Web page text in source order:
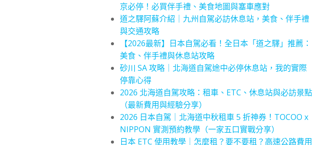
京必停！必買伴手禮、美食地圖與塞車應對
道之驛阿蘇介紹｜九州自駕必訪休息站，美食、伴手禮
與交通攻略
【2026最新】日本自駕必看！全日本「道之驛」推薦：
美食、伴手禮與休息站攻略
砂川 SA 攻略｜北海道自駕途中必停休息站，我的實際
停靠心得
2026 北海道自駕攻略：租車、ETC、休息站與必訪景點
（最新費用與經驗分享）
2026 日本自駕｜北海道中秋租車 5 折神券！TOCOO x
NIPPON 實測預約教學（一家五口實戰分享）
日本 ETC 使用教學｜怎麼租？要不要租？高速公路費用